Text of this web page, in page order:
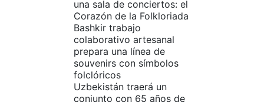
una sala de conciertos: el
Corazón de la Folkloriada
Bashkir trabajo
colaborativo artesanal
prepara una línea de
souvenirs con símbolos
folclóricos
Uzbekistán traerá un
conjunto con 65 años de